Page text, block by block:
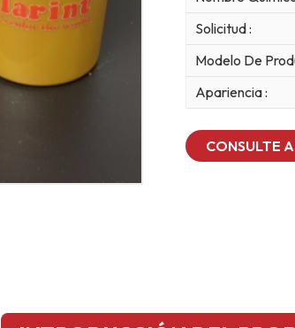
Solicitud :
Modelo De
Apariencia :
CONSULTE